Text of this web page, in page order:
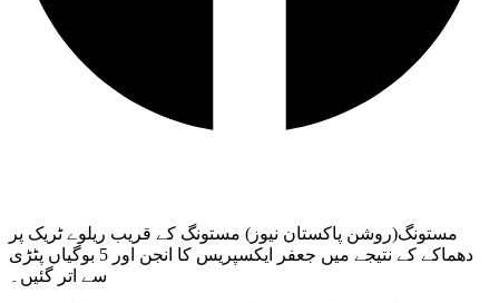
مستونگ(روشن پاکستان نیوز) مستونگ کے قریب ریلوے ٹریک پر
دھماکے کے نتیجے میں جعفر ایکسپریس کا انجن اور 5 بوگیاں پٹڑی
سے اتر گئیں۔